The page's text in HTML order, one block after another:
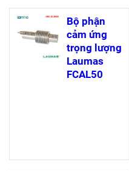
bàn. Được
OIML R
76:2006 phê
duyệt, kết nối
qua cổng
RS232.
Bộ phận
cảm ứng
trọng lượng
Laumas
FCAL50